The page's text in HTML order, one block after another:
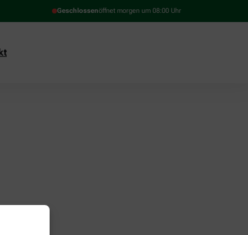
Geschlossenöffnet morgen um 08:00 Uhr